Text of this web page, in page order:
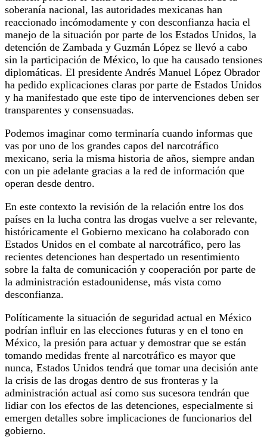
soberanía nacional, las autoridades mexicanas han
reaccionado incómodamente y con desconfianza hacia el
manejo de la situación por parte de los Estados Unidos, la
detención de Zambada y Guzmán López se llevó a cabo
sin la participación de México, lo que ha causado tensiones
diplomáticas. El presidente Andrés Manuel López Obrador
ha pedido explicaciones claras por parte de Estados Unidos
y ha manifestado que este tipo de intervenciones deben ser
transparentes y consensuadas.
Podemos imaginar como terminaría cuando informas que
vas por uno de los grandes capos del narcotráfico
mexicano, seria la misma historia de años, siempre andan
con un pie adelante gracias a la red de información que
operan desde dentro.
En este contexto la revisión de la relación entre los dos
países en la lucha contra las drogas vuelve a ser relevante,
históricamente el Gobierno mexicano ha colaborado con
Estados Unidos en el combate al narcotráfico, pero las
recientes detenciones han despertado un resentimiento
sobre la falta de comunicación y cooperación por parte de
la administración estadounidense, más vista como
desconfianza.
Políticamente la situación de seguridad actual en México
podrían influir en las elecciones futuras y en el tono en
México, la presión para actuar y demostrar que se están
tomando medidas frente al narcotráfico es mayor que
nunca, Estados Unidos tendrá que tomar una decisión ante
la crisis de las drogas dentro de sus fronteras y la
administración actual así como sus sucesora tendrán que
lidiar con los efectos de las detenciones, especialmente si
emergen detalles sobre implicaciones de funcionarios del
gobierno.